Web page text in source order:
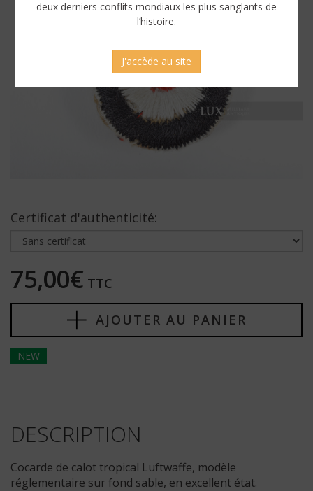
Certificat d'authenticité:
75,00€ TTC
AJOUTER AU PANIER
NEW
DESCRIPTION
Cocarde de calot tropical Luftwaffe, modèle
réglementaire sur fond sable, en excellent état.
deux derniers conflits mondiaux les plus sanglants de
l’histoire.
J'accède au site